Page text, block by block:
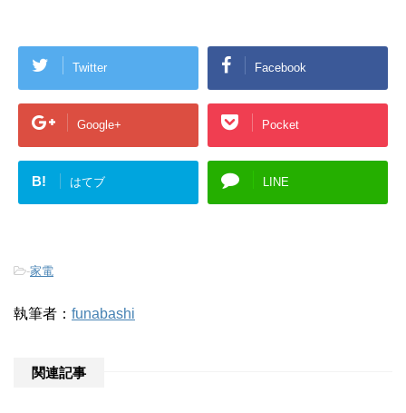
Twitter Facebook
Google+ Pocket
B! はてブ LINE
-家電
執筆者： funabashi
関連記事